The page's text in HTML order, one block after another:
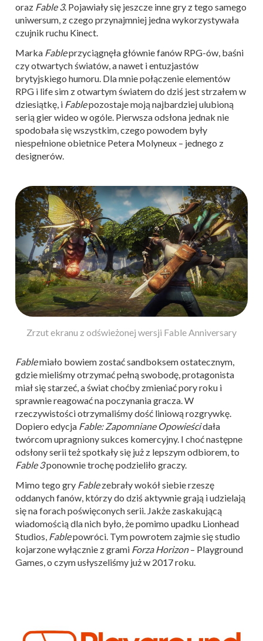
oraz Fable 3. Pojawiały się jeszcze inne gry z tego samego
uniwersum, z czego przynajmniej jedna wykorzystywała
czujnik ruchu Kinect.
Marka Fableprzyciągnęła głównie fanów RPG-ów, baśni
czy otwartych światów, a nawet i entuzjastów
brytyjskiego humoru. Dla mnie połączenie elementów
RPG i life sim z otwartym światem do dziś jest strzałem w
dziesiątkę, i Fablepozostaje moją najbardziej ulubioną
serią gier wideo w ogóle. Pierwsza odsłona jednak nie
spodobała się wszystkim, czego powodem były
niespełnione obietnice Petera Molyneux – jednego z
designerów.
Zrzut ekranu z odświeżonej wersji Fable Anniversary
Fablemiało bowiem zostać sandboksem ostatecznym,
gdzie mieliśmy otrzymać pełną swobodę, protagonista
miał się starzeć, a świat choćby zmieniać pory roku i
sprawnie reagować na poczynania gracza. W
rzeczywistości otrzymaliśmy dość liniową rozgrywkę.
Dopiero edycja Fable: Zapomniane Opowieścidała
twórcom upragniony sukces komercyjny. I choć następne
odsłony serii też spotkały się już z lepszym odbiorem, to
Fable 3ponownie trochę podzieliło graczy.
Mimo tego gry Fablezebrały wokół siebie rzeszę
oddanych fanów, którzy do dziś aktywnie grają i udzielają
się na forach poświęconych serii. Jakże zaskakującą
wiadomością dla nich było, że pomimo upadku Lionhead
Studios, Fablepowróci. Tym powrotem zajmie się studio
kojarzone wyłącznie z grami Forza Horizon– Playground
Games, o czym usłyszeliśmy już w 2017 roku.